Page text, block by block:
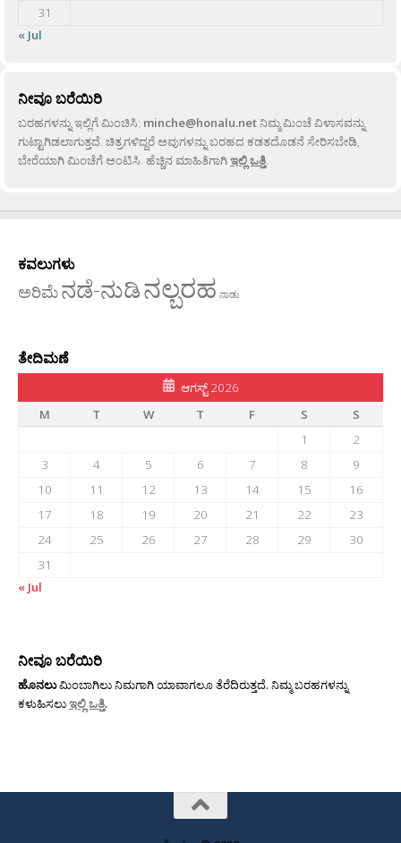
31
« Jul
ನೀವೂ ಬರೆಯಿರಿ
ಬರಹಗಳನ್ನು ಇಲ್ಲಿಗೆ ಮಿಂಚಿಸಿ: minche@honalu.netನಿಮ್ಮ ಮಿಂಚೆ ವಿಳಾಸವನ್ನು
ಗುಟ್ಟಾಗಿಡಲಾಗುತ್ತದೆ. ಚಿತ್ರಗಳಿದ್ದರೆ ಅವುಗಳನ್ನು ಬರಹದ ಕಡತದೊಡನೆ ಸೇರಿಸಬೇಡಿ,
ಬೇರೆಯಾಗಿ ಮಿಂಚೆಗೆ ಅಂಟಿಸಿ. ಹೆಚ್ಚಿನ ಮಾಹಿತಿಗಾಗಿಇಲ್ಲಿ ಒತ್ತಿ.
ಕವಲುಗಳು
ಅರಿಮೆನಡೆ-ನುಡಿನಲ್ಬರಹ ನಾಡು
ತೇದಿಮಣೆ
ಆಗಸ್ಟ್ 2026
M
T W T F S
S
1
2
3
4 5 6 7 8
9
10
11 12 13 14 15
16
17
18 19 20 21 22
23
24
25 26 27 28 29
30
31
« Jul
ನೀವೂ ಬರೆಯಿರಿ
ಹೊನಲುಮಿಂಬಾಗಿಲು ನಿಮಗಾಗಿ ಯಾವಾಗಲೂ ತೆರೆದಿರುತ್ತದೆ. ನಿಮ್ಮ ಬರಹಗಳನ್ನು
ಕಳುಹಿಸಲುಇಲ್ಲಿ ಒತ್ತಿ.